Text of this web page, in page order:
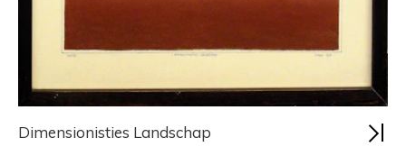
Dimensionisties Landschap